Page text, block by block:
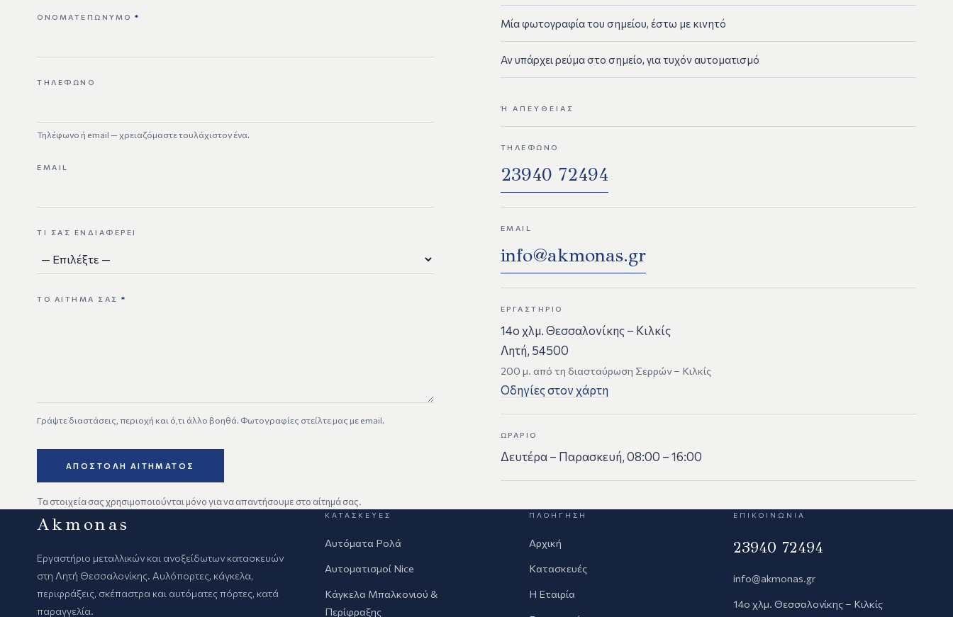
ΟΝΟΜΑΤΕΠΏΝΥΜΟ*
ΤΗΛΈΦΩΝΟ
Τηλέφωνο ή email — χρειαζόμαστε τουλάχιστον ένα.
EMAIL
ΤΙ ΣΑΣ ΕΝΔΙΑΦΈΡΕΙ
ΤΟ ΑΊΤΗΜΆ ΣΑΣ*
Γράψτε διαστάσεις, περιοχή και ό,τι άλλο βοηθά. Φωτογραφίες στείλτε μας με email.
ΑΠΟΣΤΟΛΉ ΑΙΤΉΜΑΤΟΣ
Τα στοιχεία σας χρησιμοποιούνται μόνο για να απαντήσουμε στο αίτημά σας.
Μία φωτογραφία του σημείου, έστω με κινητό
Αν υπάρχει ρεύμα στο σημείο, για τυχόν αυτοματισμό
Ή ΑΠΕΥΘΕΊΑΣ
ΤΗΛΈΦΩΝΟ
23940 72494
EMAIL
info@akmonas.gr
ΕΡΓΑΣΤΉΡΙΟ
14ο χλμ. Θεσσαλονίκης – Κιλκίς
Λητή, 54500
200 μ. από τη διασταύρωση Σερρών – Κιλκίς
Οδηγίες στον χάρτη
ΩΡΆΡΙΟ
Δευτέρα – Παρασκευή, 08:00 – 16:00
Akmonas
Εργαστήριο μεταλλικών και ανοξείδωτων κατασκευών
στη Λητή Θεσσαλονίκης. Αυλόπορτες, κάγκελα,
περιφράξεις, σκέπαστρα και αυτόματες πόρτες, κατά
παραγγελία.
ΚΑΤΑΣΚΕΥΈΣ
Αυτόματα Ρολά
Αυτοματισμοί Nice
Κάγκελα Μπαλκονιού &
Περίφραξης
ΠΛΟΉΓΗΣΗ
Αρχική
Κατασκευές
Η Εταιρία
ΕΠΙΚΟΙΝΩΝΊΑ
23940 72494
info@akmonas.gr
14ο χλμ. Θεσσαλονίκης – Κιλκίς